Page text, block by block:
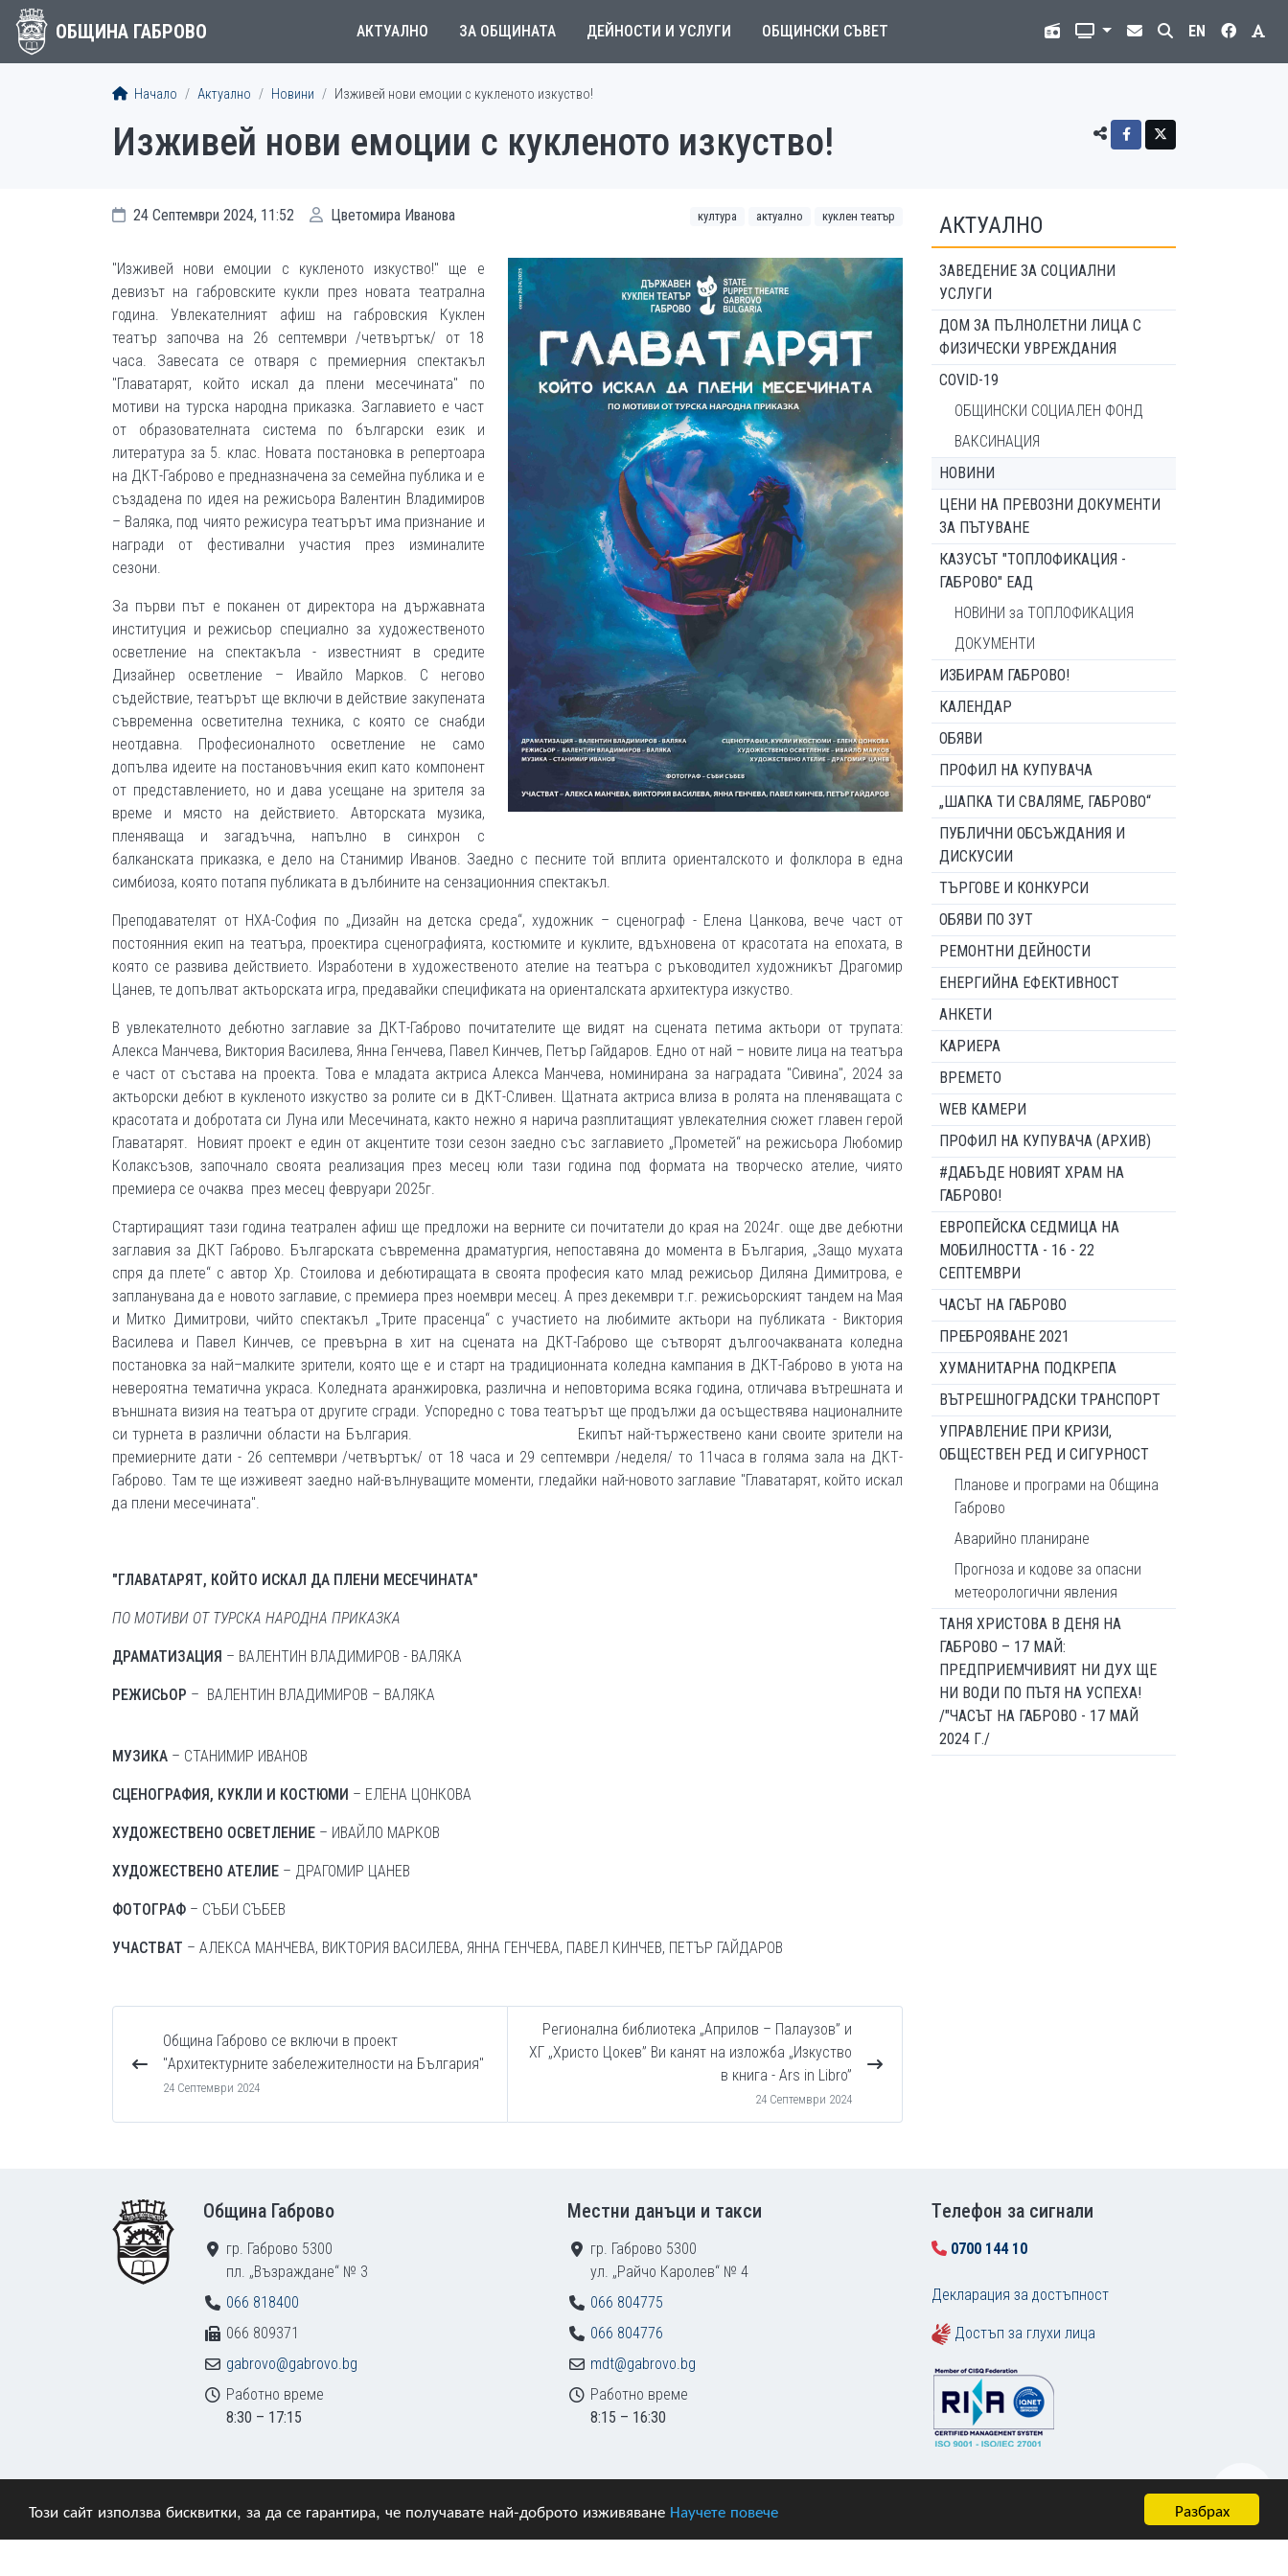
Разбрах
Този сайт използва бисквитки, за да се гарантира, че получавате най-доброто изживяване Научете повече
ОБЩИНА ГАБРОВО АКТУАЛНО ЗА ОБЩИНАТА ДЕЙНОСТИ И УСЛУГИ ОБЩИНСКИ СЪВЕТ EN
Начало Актуално Новини Изживей нови емоции с кукленото изкуство!
Изживей нови емоции с кукленото изкуство!
24 Септември 2024, 11:52 Цветомира Иванова култура актуално куклен театър
"Изживей нови емоции с кукленото изкуство!" ще е
девизът на габровските кукли през новата театрална
година. Увлекателният афиш на габровския Куклен
театър започва на 26 септември /четвъртък/ от 18
часа. Завесата се отваря с премиерния спектакъл
"Главатарят, който искал да плени месечината" по
мотиви на турска народна приказка. Заглавието е част
от образователната система по български език и
литература за 5. клас. Новата постановка в репертоара
на ДКТ-Габрово е предназначена за семейна публика и е
създадена по идея на режисьора Валентин Владимиров
– Валяка, под чиято режисура театърът има признание и
награди от фестивални участия през изминалите
сезони.
За първи път е поканен от директора на държавната
институция и режисьор специално за художественото
осветление на спектакъла - известният в средите
Дизайнер осветление – Ивайло Марков. С негово
съдействие, театърът ще включи в действие закупената
съвременна осветителна техника, с която се снабди
неотдавна. Професионалното осветление не само
допълва идеите на постановъчния екип като компонент
от представлението, но и дава усещане на зрителя за
време и място на действието. Авторската музика,
пленяваща и загадъчна, напълно в синхрон с
балканската приказка, е дело на Станимир Иванов. Заедно с песните той вплита ориенталското и фолклора в една
симбиоза, която потапя публиката в дълбините на сензационния спектакъл.
Преподавателят от НХА-София по „Дизайн на детска среда“, художник – сценограф - Елена Цанкова, вече част от
постоянния екип на театъра, проектира сценографията, костюмите и куклите, вдъхновена от красотата на епохата, в
която се развива действието. Изработени в художественото ателие на театъра с ръководител художникът Драгомир
Цанев, те допълват актьорската игра, предавайки спецификата на ориенталската архитектура изкуство.
В увлекателното дебютно заглавие за ДКТ-Габрово почитателите ще видят на сцената петима актьори от трупата:
Алекса Манчева, Виктория Василева, Янна Генчева, Павел Кинчев, Петър Гайдаров. Едно от най – новите лица на театъра
е част от състава на проекта. Това е младата актриса Алекса Манчева, номинирана за наградата "Сивина", 2024 за
актьорски дебют в кукленото изкуство за ролите си в ДКТ-Сливен. Щатната актриса влиза в ролята на пленяващата с
красотата и добротата си Луна или Месечината, както нежно я нарича разплитащият увлекателния сюжет главен герой
Главатарят. Новият проект е един от акцентите този сезон заедно със заглавието „Прометей“ на режисьора Любомир
Колаксъзов, започнало своята реализация през месец юли тази година под формата на творческо ателие, чиято
премиера се очаква през месец февруари 2025г.
Стартиращият тази година театрален афиш ще предложи на верните си почитатели до края на 2024г. още две дебютни
заглавия за ДКТ Габрово. Българската съвременна драматургия, непоставяна до момента в България, „Защо мухата
спря да плете“ с автор Хр. Стоилова и дебютиращата в своята професия като млад режисьор Диляна Димитрова, е
запланувана да е новото заглавие, с премиера през ноември месец. А през декември т.г. режисьорският тандем на Мая
и Митко Димитрови, чийто спектакъл „Трите прасенца“ с участието на любимите актьори на публиката - Виктория
Василева и Павел Кинчев, се превърна в хит на сцената на ДКТ-Габрово ще сътворят дългоочакваната коледна
постановка за най–малките зрители, която ще е и старт на традиционната коледна кампания в ДКТ-Габрово в уюта на
невероятна тематична украса. Коледната аранжировка, различна и неповторима всяка година, отличава вътрешната и
външната визия на театъра от другите сгради. Успоредно с това театърът ще продължи да осъществява националните
си турнета в различни области на България. Екипът най-тържествено кани своите зрители на
премиерните дати - 26 септември /четвъртък/ от 18 часа и 29 септември /неделя/ то 11часа в голяма зала на ДКТ-
Габрово. Там те ще изживеят заедно най-вълнуващите моменти, гледайки най-новото заглавие "Главатарят, който искал
да плени месечината".
"ГЛАВАТАРЯТ, КОЙТО ИСКАЛ ДА ПЛЕНИ МЕСЕЧИНАТА"
ПО МОТИВИ ОТ ТУРСКА НАРОДНА ПРИКАЗКА
ДРАМАТИЗАЦИЯ – ВАЛЕНТИН ВЛАДИМИРОВ - ВАЛЯКА
РЕЖИСЬОР – ВАЛЕНТИН ВЛАДИМИРОВ – ВАЛЯКА
МУЗИКА – СТАНИМИР ИВАНОВ
СЦЕНОГРАФИЯ, КУКЛИ И КОСТЮМИ – ЕЛЕНА ЦОНКОВА
ХУДОЖЕСТВЕНО ОСВЕТЛЕНИЕ – ИВАЙЛО МАРКОВ
ХУДОЖЕСТВЕНО АТЕЛИЕ – ДРАГОМИР ЦАНЕВ
ФОТОГРАФ – СЪБИ СЪБЕВ
УЧАСТВАТ – АЛЕКСА МАНЧЕВА, ВИКТОРИЯ ВАСИЛЕВА, ЯННА ГЕНЧЕВА, ПАВЕЛ КИНЧЕВ, ПЕТЪР ГАЙДАРОВ
Община Габрово се включи в проект
"Архитектурните забележителности на България"
24 Септември 2024
Регионална библиотека „Априлов – Палаузов” и
ХГ „Христо Цокев” Ви канят на изложба „Изкуство
в книга - Ars in Libro”
24 Септември 2024
АКТУАЛНО
ЗАВЕДЕНИЕ ЗА СОЦИАЛНИ
УСЛУГИ
ДОМ ЗА ПЪЛНОЛЕТНИ ЛИЦА С
ФИЗИЧЕСКИ УВРЕЖДАНИЯ
COVID-19
ОБЩИНСКИ СОЦИАЛЕН ФОНД
ВАКСИНАЦИЯ
НОВИНИ
ЦЕНИ НА ПРЕВОЗНИ ДОКУМЕНТИ
ЗА ПЪТУВАНЕ
КАЗУСЪТ "ТОПЛОФИКАЦИЯ -
ГАБРОВО" ЕАД
НОВИНИ за ТОПЛОФИКАЦИЯ
ДОКУМЕНТИ
ИЗБИРАМ ГАБРОВО!
КАЛЕНДАР
ОБЯВИ
ПРОФИЛ НА КУПУВАЧА
„ШАПКА ТИ СВАЛЯМЕ, ГАБРОВО“
ПУБЛИЧНИ ОБСЪЖДАНИЯ И
ДИСКУСИИ
ТЪРГОВЕ И КОНКУРСИ
ОБЯВИ ПО ЗУТ
РЕМОНТНИ ДЕЙНОСТИ
ЕНЕРГИЙНА ЕФЕКТИВНОСТ
АНКЕТИ
КАРИЕРА
ВРЕМЕТО
WEB КАМЕРИ
ПРОФИЛ НА КУПУВАЧА (АРХИВ)
#ДАБЪДЕ НОВИЯТ ХРАМ НА
ГАБРОВО!
ЕВРОПЕЙСКА СЕДМИЦА НА
МОБИЛНОСТТА - 16 - 22
СЕПТЕМВРИ
ЧАСЪТ НА ГАБРОВО
ПРЕБРОЯВАНЕ 2021
ХУМАНИТАРНА ПОДКРЕПА
ВЪТРЕШНОГРАДСКИ ТРАНСПОРТ
УПРАВЛЕНИЕ ПРИ КРИЗИ,
ОБЩЕСТВЕН РЕД И СИГУРНОСТ
Планове и програми на Община
Габрово
Аварийно планиране
Прогноза и кодове за опасни
метеорологични явления
ТАНЯ ХРИСТОВА В ДЕНЯ НА
ГАБРОВО – 17 МАЙ:
ПРЕДПРИЕМЧИВИЯТ НИ ДУХ ЩЕ
НИ ВОДИ ПО ПЪТЯ НА УСПЕХА!
/"ЧАСЪТ НА ГАБРОВО - 17 МАЙ
2024 Г./
Община Габрово
гр. Габрово 5300
пл. „Възраждане“ № 3
066 818400
066 809371
gabrovo@gabrovo.bg
Работно време
8:30 – 17:15
Местни данъци и такси
гр. Габрово 5300
ул. „Райчо Каролев“ № 4
066 804775
066 804776
mdt@gabrovo.bg
Работно време
8:15 – 16:30
Tелефон за сигнали
0700 144 10
Декларация за достъпност
Достъп за глухи лица
© 2009–2026 Община Габрово. Всички права запазени.